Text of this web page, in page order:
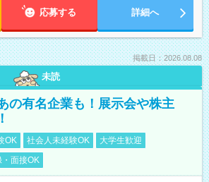
応募する 詳細へ
掲載日：2026.08.08
未読
の有名企業も！展示会や株主
OK 社会人未経験OK
大学生歓迎
面接OK